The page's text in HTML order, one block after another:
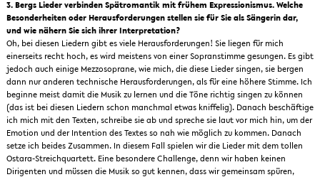
3. Bergs Lieder verbinden Spätromantik mit frühem Expressionismus. Welche
Besonderheiten oder Herausforderungen stellen sie für Sie als Sängerin dar,
und wie nähern Sie sich ihrer Interpretation?
Oh, bei diesen Liedern gibt es viele Herausforderungen! Sie liegen für mich
einerseits recht hoch, es wird meistens von einer Sopranstimme gesungen. Es gibt
jedoch auch einige Mezzosoprane, wie mich, die diese Lieder singen, sie bergen
dann nur anderen technische Herausforderungen, als für eine höhere Stimme. Ich
beginne meist damit die Musik zu lernen und die Töne richtig singen zu können
(das ist bei diesen Liedern schon manchmal etwas kniffelig). Danach beschäftige
ich mich mit den Texten, schreibe sie ab und spreche sie laut vor mich hin, um der
Emotion und der Intention des Textes so nah wie möglich zu kommen. Danach
setze ich beides Zusammen. In diesem Fall spielen wir die Lieder mit dem tollen
Ostara-Streichquartett. Eine besondere Challenge, denn wir haben keinen
Dirigenten und müssen die Musik so gut kennen, dass wir gemeinsam spüren,